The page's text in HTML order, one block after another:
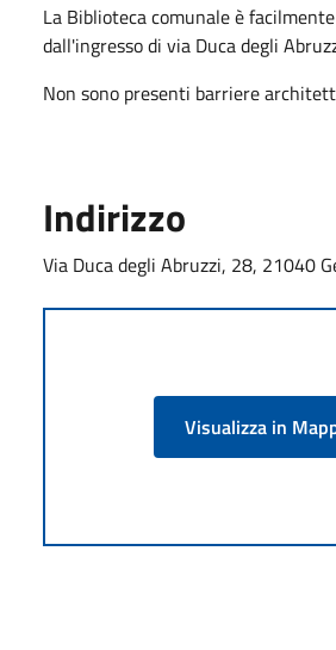
La Biblioteca comunale è
dall'ingresso di via Duca degli
Non sono presenti barriere
Indirizzo
Via Duca degli Abruzzi, 28, 21040
Visualizza in